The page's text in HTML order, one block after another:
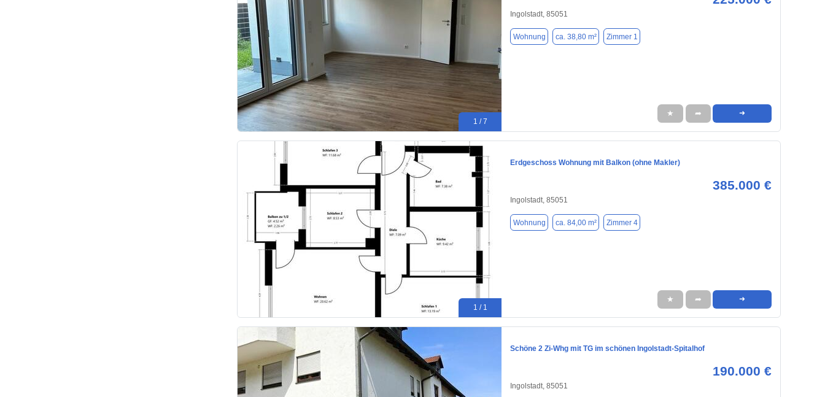
1 / 7
Ingolstadt, 85051
Wohnung ca. 38,80 m² Zimmer 1
★ ➦ ➜
1 / 1
Erdgeschoss Wohnung mit Balkon (ohne Makler)
385.000 €
Ingolstadt, 85051
Wohnung ca. 84,00 m² Zimmer 4
★ ➦ ➜
Schöne 2 Zi-Whg mit TG im schönen Ingolstadt-Spitalhof
190.000 €
Ingolstadt, 85051